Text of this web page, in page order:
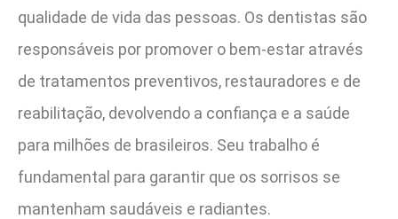
qualidade de vida das pessoas. Os dentistas são
responsáveis por promover o bem-estar através
de tratamentos preventivos, restauradores e de
reabilitação, devolvendo a confiança e a saúde
para milhões de brasileiros. Seu trabalho é
fundamental para garantir que os sorrisos se
mantenham saudáveis e radiantes.